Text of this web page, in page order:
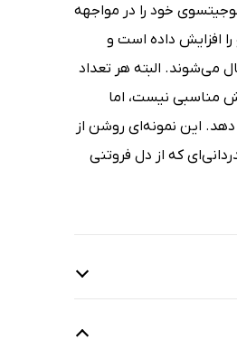
خود را در مواجهه
افزایش داده است و
می‌شوند. البته هر تعداد
مناسبی نیست، اما
این نمونه‌ای روشن از
که از دل فروتنی